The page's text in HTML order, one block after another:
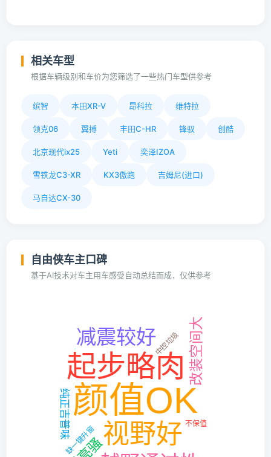
相关车型
根据车辆级别和车价为您筛选了一些热门车型供参考
缤智 本田XR-V 昂科拉 维特拉
领克06 翼搏 丰田C-HR 锋驭 创酷
北京现代ix25 Yeti 奕泽IZOA
雪铁龙C3-XR KX3傲跑 吉姆尼(进口)
马自达CX-30
自由侠车主口碑
基于AI技术对车主用车感受自动总结而成，仅供参考